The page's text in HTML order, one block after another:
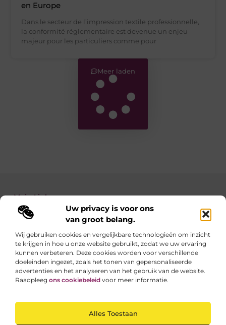
Uw privacy is voor ons
van groot belang.
Wij gebruiken cookies en vergelijkbare technologieën om inzicht
te krijgen in hoe u onze website gebruikt, zodat we uw ervaring
kunnen verbeteren. Deze cookies worden voor verschillende
doeleinden ingezet, zoals het tonen van gepersonaliseerde
advertenties en het analyseren van het gebruik van de website.
Raadpleeg ons cookiebeleid voor meer informatie.
Alles Toestaan
en Europe
Dans le secteur de l’impression textile professionnelle,
la conformité réglementaire est devenue un enjeu
majeur pour les particuliers comme pour
Meer laden
Main Links
Linkzoekertjes.be brengt je elke dag iets nieuws
Inspirerende blogs en waardevolle tips voor een
slimmer en leuker internetgebruik.